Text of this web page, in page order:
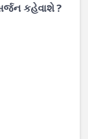
કહેવાશે ?